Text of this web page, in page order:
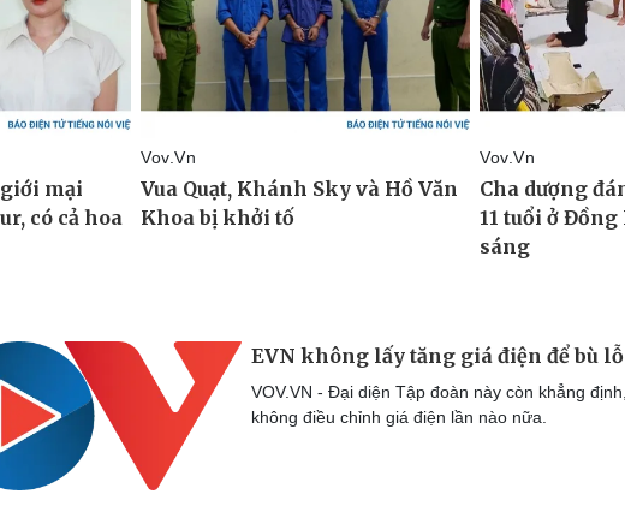
EVN không lấy tăng giá điện để bù lỗ
VOV.VN - Đại diện Tập đoàn này còn khẳng
không điều chỉnh giá điện lần nào nữa.